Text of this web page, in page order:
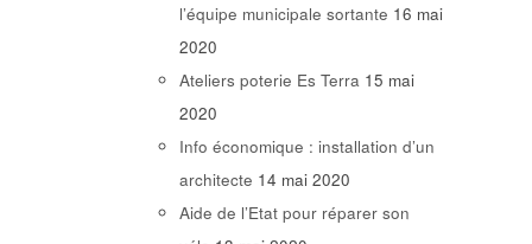
l’équipe municipale sortante 16 mai
2020
Ateliers poterie Es Terra 15 mai
2020
Info économique : installation d’un
architecte 14 mai 2020
Aide de l’Etat pour réparer son